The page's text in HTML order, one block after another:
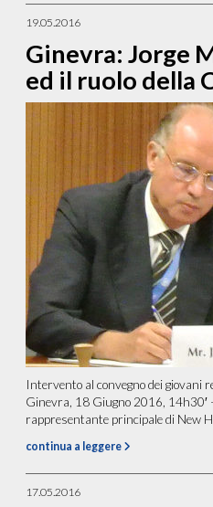
19.05.2016
Ginevra: Jorge
ed il ruolo della
Intervento al convegno dei giovani
Ginevra, 18 Giugno 2016, 14h30′
rappresentante principale di New
continua a leggere
17.05.2016